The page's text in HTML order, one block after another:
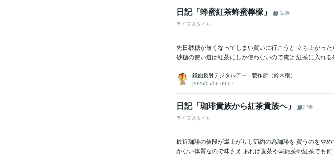
日記「蜂蜜紅茶蜂蜜檸檬」
記事
ライフスタイル
先日砂糖が無くなってしまい買いに行こうと 立ち上がっ
砂糖の使い道は紅茶にしか使わないので俺は 紅茶に入れ
鏡面反射デジタルアート製作所（鈴木穣）
2026/05/06 09:07
日記「珈琲貴族から紅茶貴族へ」
記事
ライフスタイル
最近珈琲の値段が爆上がりし節約の為珈琲を 買うのをや
かない体質なので味さえ あれば麦茶や烏龍茶や紅茶でも